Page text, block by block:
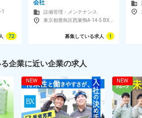
】 人と話すことが苦手ではない方 ※40
許
】
への説明も担当します（営業活動は行い
い
72
会社
設備管理・メンテナンス
募集している求人 1
企業に近い企業の求人
NEW NEW